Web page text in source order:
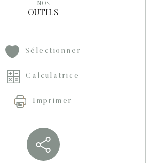
NOS
OUTILS
Sélectionner
Calculatrice
Imprimer